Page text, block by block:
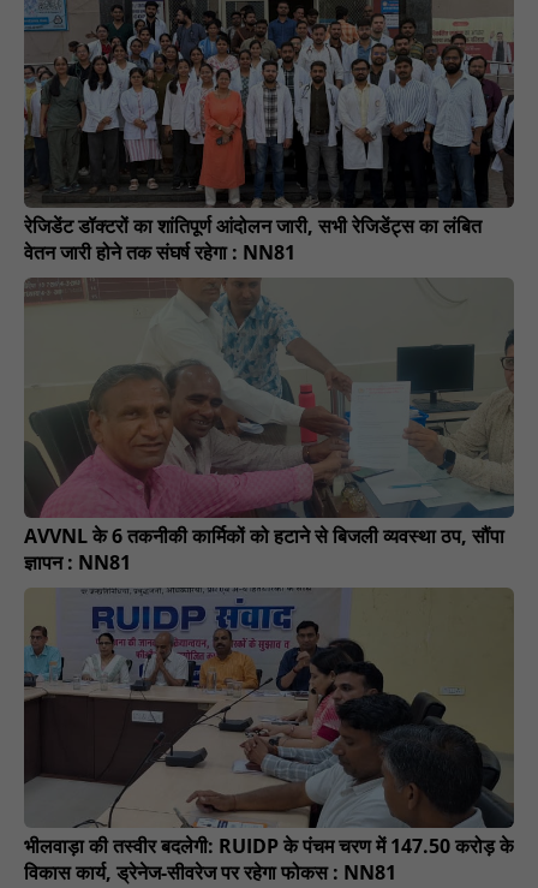
रेजिडेंट डॉक्टरों का शांतिपूर्ण आंदोलन जारी, सभी रेजिडेंट्स का लंबित
वेतन जारी होने तक संघर्ष रहेगा : NN81
AVVNL के 6 तकनीकी कार्मिकों को हटाने से बिजली व्यवस्था ठप, सौंपा
ज्ञापन : NN81
भीलवाड़ा की तस्वीर बदलेगी: RUIDP के पंचम चरण में 147.50 करोड़ के
विकास कार्य, ड्रेनेज-सीवरेज पर रहेगा फोकस : NN81